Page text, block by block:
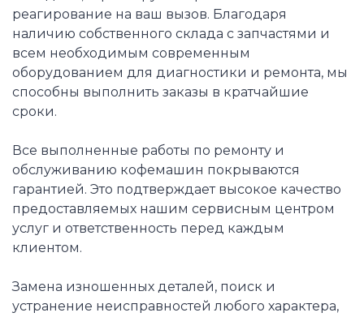
реагирование на ваш вызов. Благодаря
наличию собственного склада с запчастями и
всем необходимым современным
оборудованием для диагностики и ремонта, мы
способны выполнить заказы в кратчайшие
сроки.
Все выполненные работы по ремонту и
обслуживанию кофемашин покрываются
гарантией. Это подтверждает высокое качество
предоставляемых нашим сервисным центром
услуг и ответственность перед каждым
клиентом.
Замена изношенных деталей, поиск и
устранение неисправностей любого характера,